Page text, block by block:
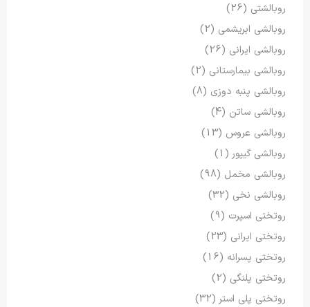
روبالشتی (26)
روبالشی ابریشمی (2)
روبالشی ایرانی (26)
روبالشی بیمارستانی (2)
روبالشی پنبه دوزی (8)
روبالشی ساتن (4)
روبالشی عروس (13)
روبالشی گیپور (1)
روبالشی مخمل (98)
روبالشی نخی (32)
روتختی اسپرت (9)
روتختی ایرانی (23)
روتختی پسرانه (16)
روتختی پلنگی (2)
روتختی پلی استر (32)